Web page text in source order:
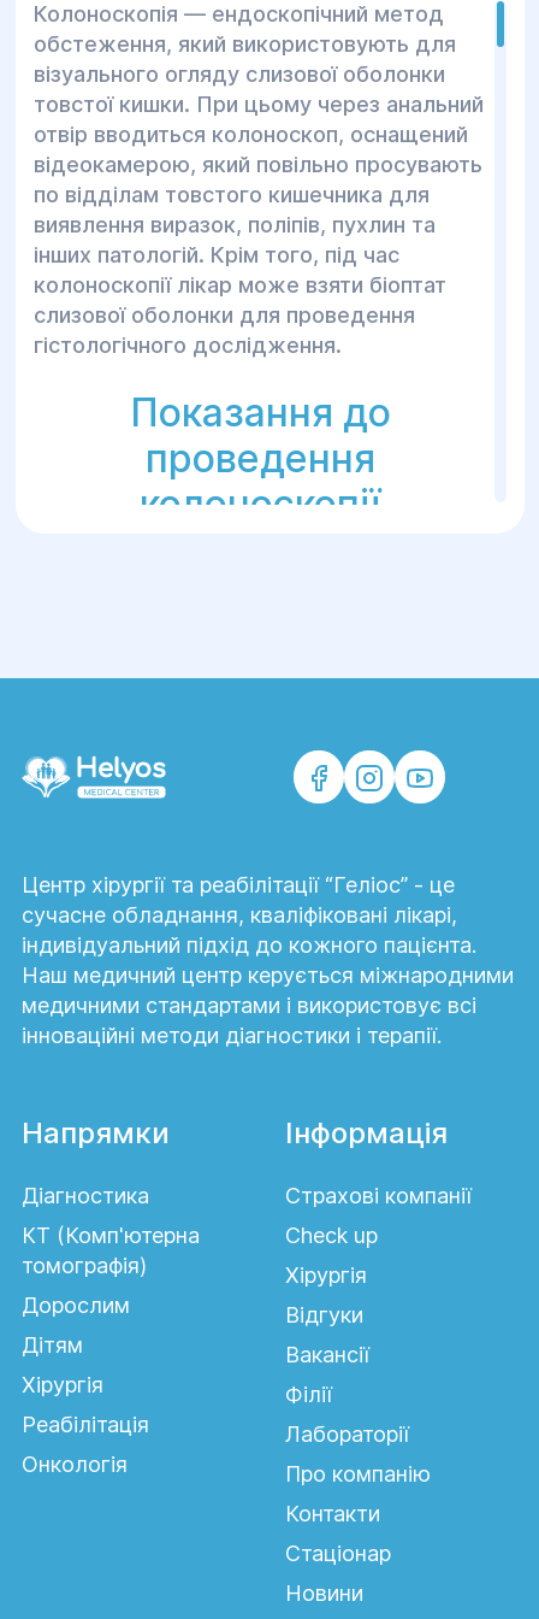
Колоноскопія — ендоскопічний метод
обстеження, який використовують для
візуального огляду слизової оболонки
товстої кишки. При цьому через анальний
отвір вводиться колоноскоп, оснащений
відеокамерою, який повільно просувають
по відділам товстого кишечника для
виявлення виразок, поліпів, пухлин та
інших патологій. Крім того, під час
колоноскопії лікар може взяти біоптат
слизової оболонки для проведення
гістологічного дослідження.
Показання до
проведення
колоноскопії
одужання. Показаннями до проведення
колоноскопії є:
Дискомфорт під час дефекації;
Збільшений метеоризм;
Хронічні закрепи;
Зміна форми і кольору калу;
Поява виділень з анального отвору;
Зупинка невеликої внутрішньокишкової
Різка втрата ваги;
Наявність в анамнезі виразкового коліту,
хвороби Крона, дивертикульозу, поліпозу
та інше;
Вік після 45 років;
Генетична схильність до розвитку
захворювання товстого кишечника;
Контроль після проведення операції;
оболонки товстого кишківника.
Крім того, колоноскопія може
Центр хірургії та реабілітації “Геліос” - це
сучасне обладнання, кваліфіковані лікарі,
індивідуальний підхід до кожного пацієнта.
Наш медичний центр керується міжнародними
медичними стандартами і використовує всі
інноваційні методи діагностики і терапії.
Напрямки
Діагностика
КТ (Комп'ютерна
томографія)
Дорослим
Дітям
Хірургія
Реабілітація
Онкологія
Інформація
Страхові компанії
Сheck up
Хірургія
Відгуки
Вакансії
Філії
Лабораторії
Про компанію
Контакти
Стаціонар
Новини